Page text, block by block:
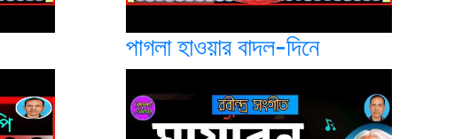
পাগলা হাওয়ার বাদল-দিনে